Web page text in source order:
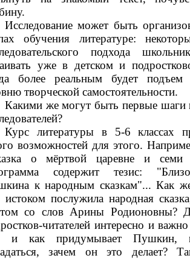
Исследование может быть
обучения литературе:
подхода
уже в детском и
более реальным будет
творческой самостоятельности.
Какими же могут быть первые
Курс литературы в 5-6 классах
возможностей для этого.
о мёртвой царевне и семи
содержит тезис:
к народным сказкам"... Как же
истоком послужила народная
со слов Арины Родионовны?
читателей интересно и
и как придумывает Пушкин,
зачем он это делает?